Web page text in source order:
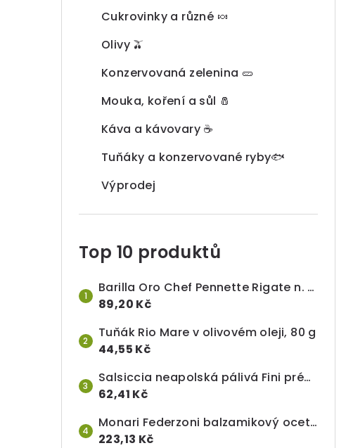
Cukrovinky a různé 🍬
Olivy 🫒
Konzervovaná zelenina 🥒
Mouka, koření a sůl 🧂
Káva a kávovary ☕
Tuňáky a konzervované ryby🐟
Výprodej
Top 10 produktů
Barilla Oro Chef Pennette Rigate n. 72, 1 kg
89,20 Kč
Tuňák Rio Mare v olivovém oleji, 80 g
44,55 Kč
Salsiccia neapolská pálivá Fini prémiová, celý kus (cca 500 g), cena za 100 g
62,41 Kč
Monari Federzoni balzamikový ocet I.G.P. zralý 250 ml
223,13 Kč